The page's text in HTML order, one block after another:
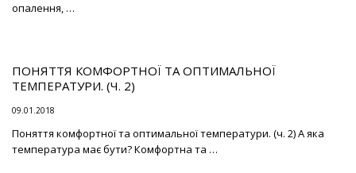
опалення, …
ПОНЯТТЯ КОМФОРТНОЇ ТА ОПТИМАЛЬНОЇ
ТЕМПЕРАТУРИ. (Ч. 2)
09.01.2018
Поняття комфортної та оптимальної температури. (ч. 2) А яка
температура має бути? Комфортна та …